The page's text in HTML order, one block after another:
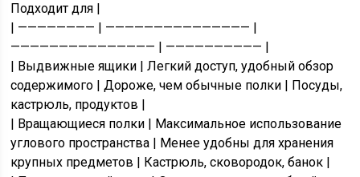
Подходит для |
| ———————— | ——————————————— |
——————————————— | —————————— |
| Выдвижные ящики | Легкий доступ, удобный обзор
содержимого | Дороже, чем обычные полки | Посуды,
кастрюль, продуктов |
| Вращающиеся полки | Максимальное использование
углового пространства | Менее удобны для хранения
крупных предметов | Кастрюль, сковородок, банок |